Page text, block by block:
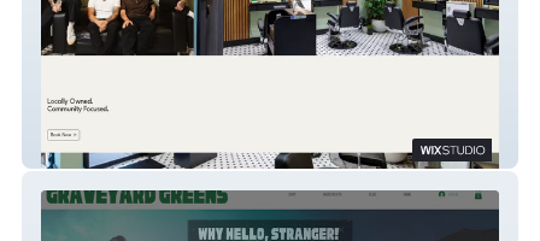
Kinship Barber Shop